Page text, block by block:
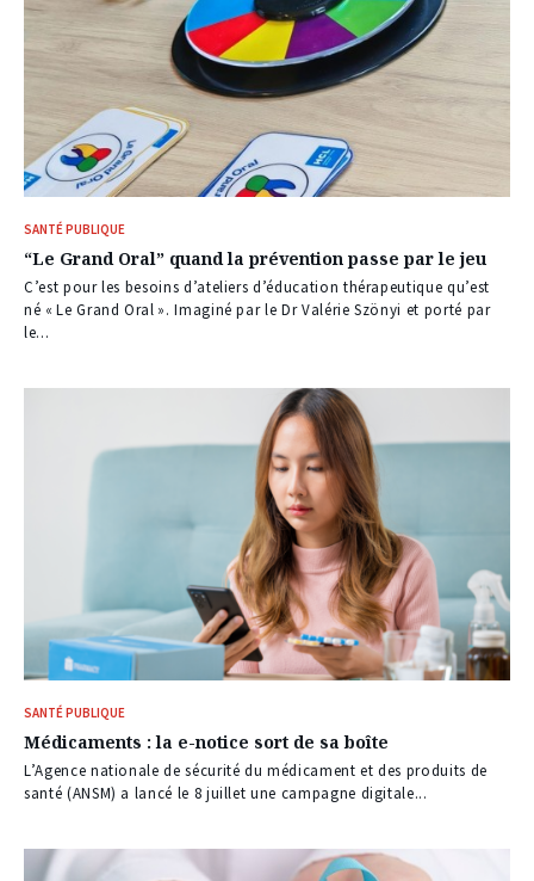
SANTÉ PUBLIQUE
“Le Grand Oral” quand la prévention passe par le jeu
C’est pour les besoins d’ateliers d’éducation thérapeutique qu’est
né « Le Grand Oral ». Imaginé par le Dr Valérie Szönyi et porté par
le...
SANTÉ PUBLIQUE
Médicaments : la e-notice sort de sa boîte
L’Agence nationale de sécurité du médicament et des produits de
santé (ANSM) a lancé le 8 juillet une campagne digitale...